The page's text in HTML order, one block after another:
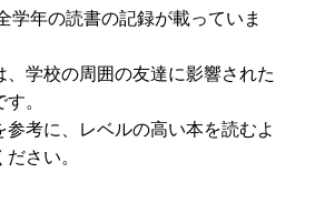
学年の読書の記録が載っていま
学校の周囲の友達に影響された
。
考に、レベルの高い本を読むよ
さい。